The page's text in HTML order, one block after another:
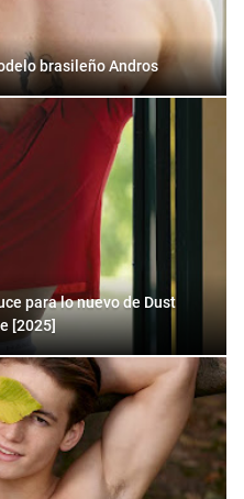
brasileño Andros
para lo nuevo de Dust
[2025]